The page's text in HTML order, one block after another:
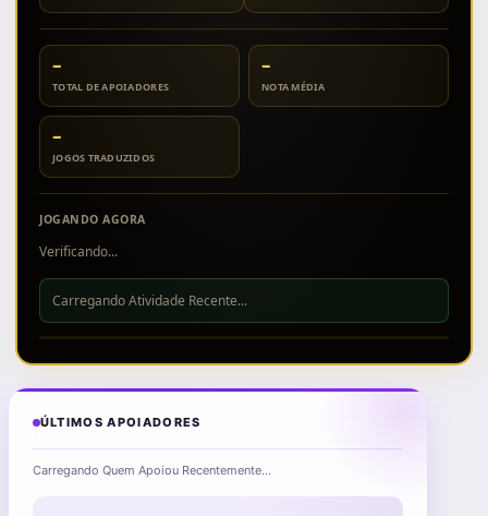
–
TOTAL DE APOIADORES
–
NOTA MÉDIA
–
JOGOS TRADUZIDOS
JOGANDO AGORA
Verificando...
Carregando Atividade Recente...
ÚLTIMOS APOIADORES
Carregando Quem Apoiou Recentemente...